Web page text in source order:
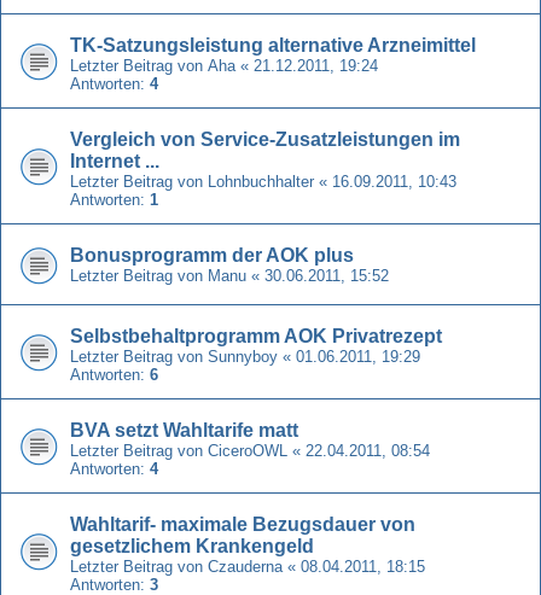
TK-Satzungsleistung alternative Arzneimittel
Letzter Beitrag von Aha « 21.12.2011, 19:24
Antworten: 4
Vergleich von Service-Zusatzleistungen im
Internet ...
Letzter Beitrag von Lohnbuchhalter « 16.09.2011, 10:43
Antworten: 1
Bonusprogramm der AOK plus
Letzter Beitrag von Manu « 30.06.2011, 15:52
Selbstbehaltprogramm AOK Privatrezept
Letzter Beitrag von Sunnyboy « 01.06.2011, 19:29
Antworten: 6
BVA setzt Wahltarife matt
Letzter Beitrag von CiceroOWL « 22.04.2011, 08:54
Antworten: 4
Wahltarif- maximale Bezugsdauer von
gesetzlichem Krankengeld
Letzter Beitrag von Czauderna « 08.04.2011, 18:15
Antworten: 3